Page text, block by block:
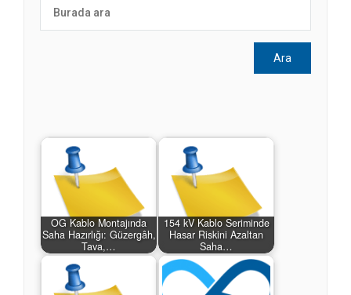
OG Kablo Montajında
Saha Hazırlığı: Güzergâh,
Tava,…
154 kV Kablo Seriminde
Hasar Riskini Azaltan
Saha…